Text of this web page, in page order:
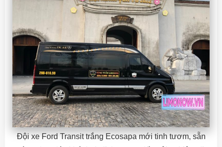
Đội xe Ford Transit trắng Ecosapa mới tinh tươm, sẵn